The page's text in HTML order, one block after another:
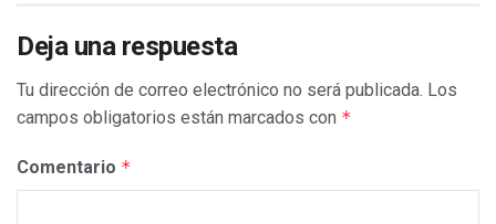
Deja una respuesta
Tu dirección de correo electrónico no será publicada. Los
campos obligatorios están marcados con *
Comentario *